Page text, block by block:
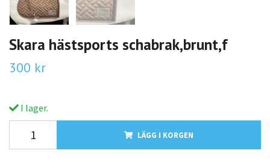
Skara hästsports schabrak,brunt,f
300 kr
I lager.
LÄGG I KORGEN